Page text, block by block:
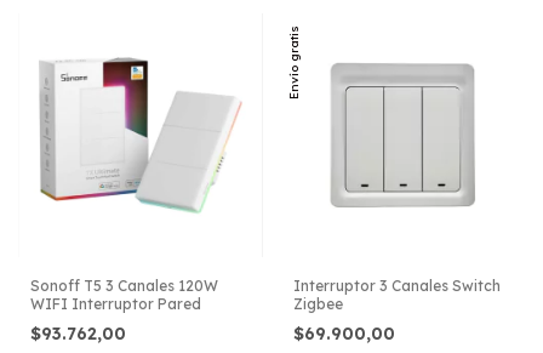
Sonoff T5 3 Canales 120W
WIFI Interruptor Pared
$93.762,00
Envío gratis
Interruptor 3 Canales Switch
Zigbee
$69.900,00